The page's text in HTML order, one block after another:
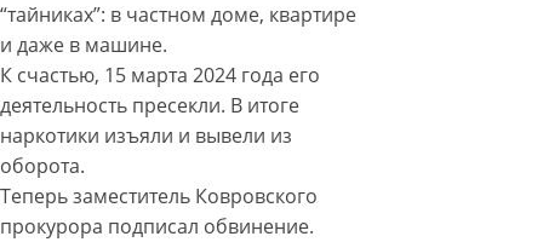
“тайниках”: в частном доме, квартире
и даже в машине.
К счастью, 15 марта 2024 года его
деятельность пресекли. В итоге
наркотики изъяли и вывели из
оборота.
Теперь заместитель Ковровского
прокурора подписал обвинение.